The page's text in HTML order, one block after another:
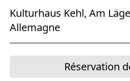
Kulturhaus Kehl, Am
Allemagne
Réservation